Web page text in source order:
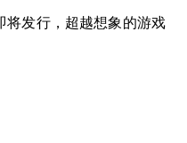
将发行，超越想象的游戏